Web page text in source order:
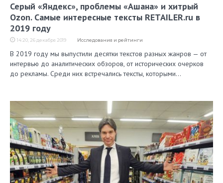
Серый «Яндекс», проблемы «Ашана» и хитрый
Ozon. Самые интересные тексты RETAILER.ru в
2019 году
14:20, 26 декабря 2019 Исследования и рейтинги
В 2019 году мы выпустили десятки текстов разных жанров — от
интервью до аналитических обзоров, от исторических очерков
до рекламы. Среди них встречались тексты, которыми…